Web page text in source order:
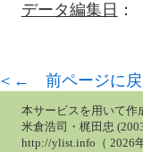
データ編集日
＜← 前ページに戻
本サービスを用いて作
米倉浩司・梶田忠
http://ylist.info（ 2026